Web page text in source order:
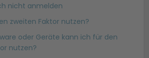
nicht anmelden
zweiten Faktor nutzen?
oder Geräte kann ich für den
nutzen?